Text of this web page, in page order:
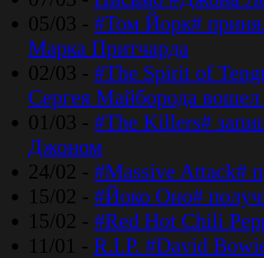
05/03 - #Том Йорк#
Марка Притчарда
02/03 - #The Spirit of
Сергея Майборода
01/03 - #The Killers#
Джоном
24/02 - #Massive Attack#
15/02 - #Йоко Оно#
15/02 - #Red Hot Chili
11/01 - R.I.P. #David